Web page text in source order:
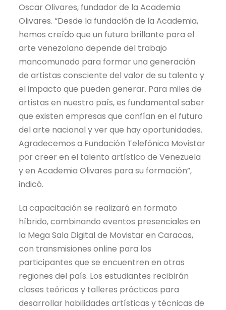
Oscar Olivares, fundador de la Academia
Olivares. “Desde la fundación de la Academia,
hemos creído que un futuro brillante para el
arte venezolano depende del trabajo
mancomunado para formar una generación
de artistas consciente del valor de su talento y
el impacto que pueden generar. Para miles de
artistas en nuestro país, es fundamental saber
que existen empresas que confían en el futuro
del arte nacional y ver que hay oportunidades.
Agradecemos a Fundación Telefónica Movistar
por creer en el talento artístico de Venezuela
y en Academia Olivares para su formación”,
indicó.
La capacitación se realizará en formato
híbrido, combinando eventos presenciales en
la Mega Sala Digital de Movistar en Caracas,
con transmisiones online para los
participantes que se encuentren en otras
regiones del país. Los estudiantes recibirán
clases teóricas y talleres prácticos para
desarrollar habilidades artísticas y técnicas de